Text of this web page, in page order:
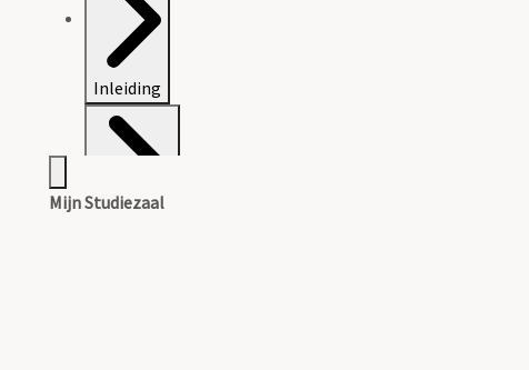
Inleiding
Mijn Studiezaal